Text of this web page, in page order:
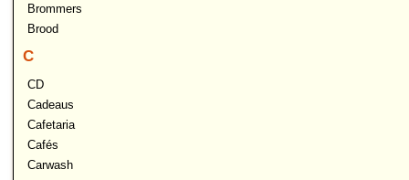
Brommers
Brood
C
CD
Cadeaus
Cafetaria
Cafés
Carwash